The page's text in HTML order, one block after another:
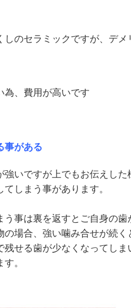
しのセラミックですが、デメ
為、費用が高いです
事がある
強いですが上でもお伝えし
しまう事があります。
う事は裏を返すとご自身の
の場合、強い噛み合せが続
残せる歯が少なくなってし
。